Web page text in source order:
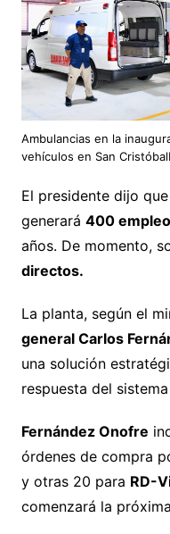
Ambulancias en la
vehículos en San
El presidente dijo
generará 400
años. De momento,
directos.
La planta, según el
general Carlos
una solución
respuesta del
Fernández Onofre
órdenes de compra
y otras 20 para RD-
comenzará la